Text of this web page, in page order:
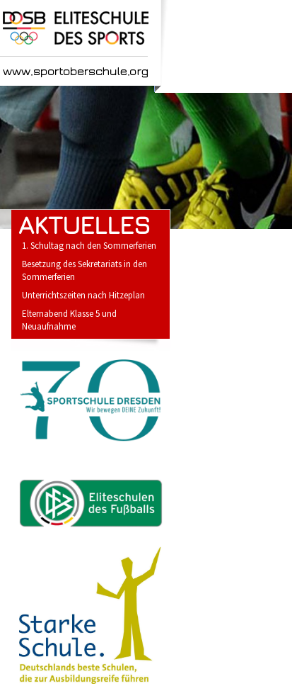
AKTUELLES
1. Schultag nach den Sommerferien
Besetzung des Sekretariats in den
Sommerferien
Unterrichtszeiten nach Hitzeplan
Elternabend Klasse 5 und
Neuaufnahme